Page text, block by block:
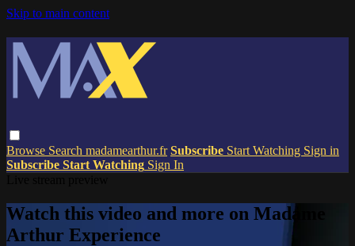
Skip to main content
Browse Search madamearthur.fr Subscribe Start Watching Sign in
Subscribe Start Watching Sign In
Watch this video and more on Madame
Arthur Experience